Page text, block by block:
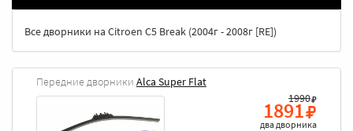
Все дворники на Citroen C5 Break (2004г - 2008г [RE])
Передние дворники Alca Super Flat
1990
1891
два дворника